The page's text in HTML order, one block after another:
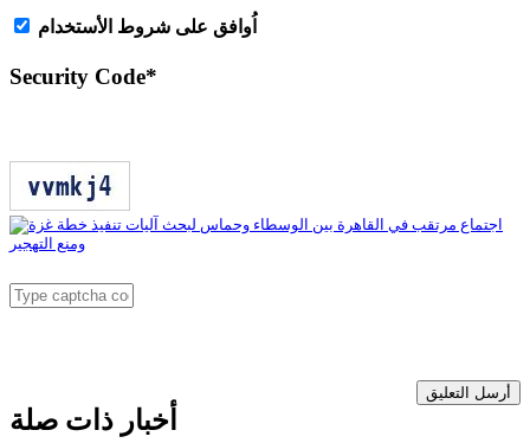
اُوافق على شروط الأستخدام
Security Code*
أرسل التعليق
أخبار ذات صلة